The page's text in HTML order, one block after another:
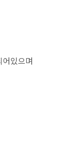
있으며